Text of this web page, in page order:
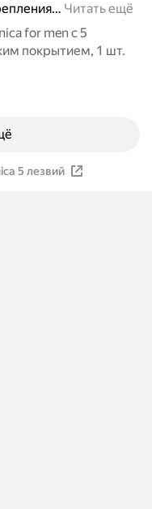
… Читать ещё
for men с 5
покрытием, 1 шт.
5 лезвий